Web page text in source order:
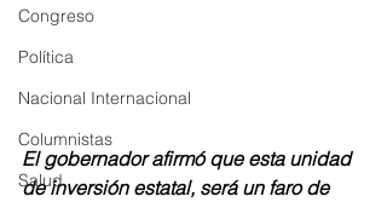
Congreso
Política
Nacional Internacional
Columnistas
Salud
El gobernador afirmó que esta unidad
de inversión estatal, será un faro de